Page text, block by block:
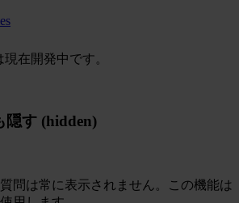
在開発中です。
隠す (hidden)
問は常に表示されません。この機能は